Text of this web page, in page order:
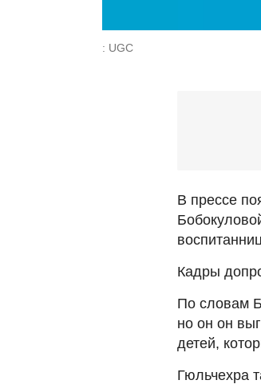
: UGC
В прессе
Кадры
По словам
но он он
детей,
Гюльчехра